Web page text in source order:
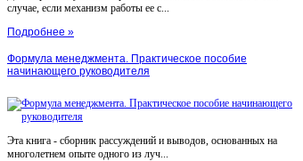
случае, если механизм работы ее с...
Подробнее »
Формула менеджмента. Практическое пособие
начинающего руководителя
Эта книга - сборник рассуждений и выводов, основанных на
многолетнем опыте одного из луч...